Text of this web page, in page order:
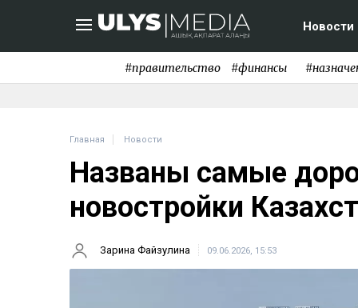
Новости
#правительство #финансы
Главная Новости
Названы самые
новостройки
Зарина Файзулина 09.06.2026, 15:53